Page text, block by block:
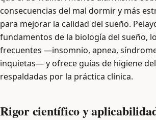
consecuencias del mal dormir y más
para mejorar la calidad del sueño.
fundamentos de la biología del sueño,
frecuentes —insomnio, apnea,
inquietas— y ofrece guías de higiene
respaldadas por la práctica clínica.
Rigor científico y